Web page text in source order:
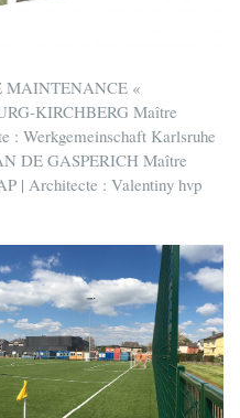
MAINTENANCE «
KIRCHBERG Maître
: Werkgemeinschaft Karlsruhe
DE GASPERICH Maître
| Architecte : Valentiny hvp